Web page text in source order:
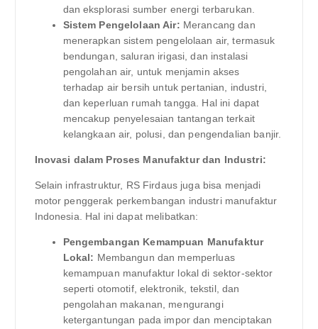
dan eksplorasi sumber energi terbarukan.
Sistem Pengelolaan Air: Merancang dan
menerapkan sistem pengelolaan air, termasuk
bendungan, saluran irigasi, dan instalasi
pengolahan air, untuk menjamin akses
terhadap air bersih untuk pertanian, industri,
dan keperluan rumah tangga. Hal ini dapat
mencakup penyelesaian tantangan terkait
kelangkaan air, polusi, dan pengendalian banjir.
Inovasi dalam Proses Manufaktur dan Industri:
Selain infrastruktur, RS Firdaus juga bisa menjadi
motor penggerak perkembangan industri manufaktur
Indonesia. Hal ini dapat melibatkan:
Pengembangan Kemampuan Manufaktur
Lokal: Membangun dan memperluas
kemampuan manufaktur lokal di sektor-sektor
seperti otomotif, elektronik, tekstil, dan
pengolahan makanan, mengurangi
ketergantungan pada impor dan menciptakan